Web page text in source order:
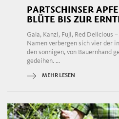
PARTSCHINSER
BLÜTE BIS ZUR
Gala, Kanzi, Fuji, Red Delicious
Namen verbergen sich vier der
den sonnigen, von Bauernhand
gedeihen. ...
MEHR LESEN